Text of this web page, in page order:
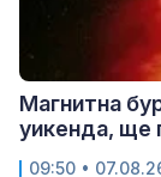
Магнитна
уикенда, ще
09:50 •